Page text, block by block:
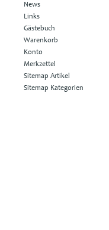
News
Links
Gästebuch
Warenkorb
Konto
Merkzettel
Sitemap Artikel
Sitemap Kategorien